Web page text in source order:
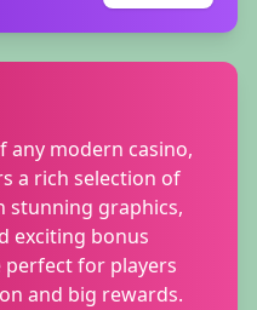
any modern casino,
a rich selection of
stunning graphics,
exciting bonus
perfect for players
and big rewards.